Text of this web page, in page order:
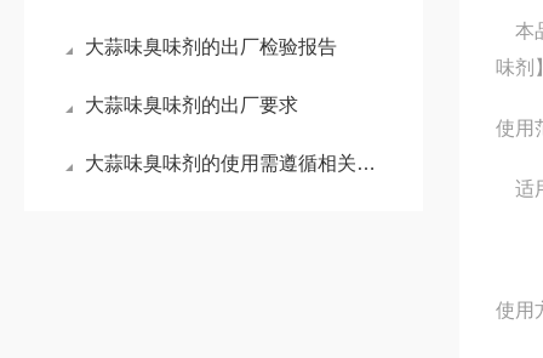
大蒜味臭味剂的出厂检验报告
大蒜味臭味剂的出厂要求
大蒜味臭味剂的使用需遵循相关标准与规范
本
味剂
使用
适
使用